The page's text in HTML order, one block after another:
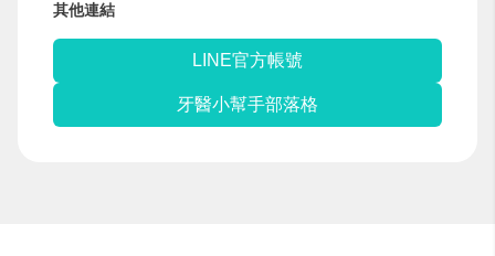
其他連結
LINE官方帳號
牙醫小幫手部落格